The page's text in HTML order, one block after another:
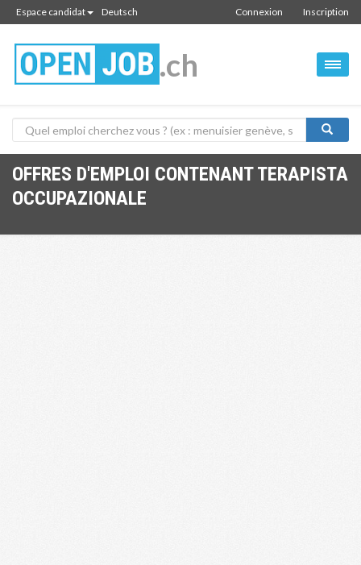
Espace candidat Deutsch Inscription
Connexion
.ch
OFFRES D'EMPLOI CONTENANT TERAPISTA
OCCUPAZIONALE